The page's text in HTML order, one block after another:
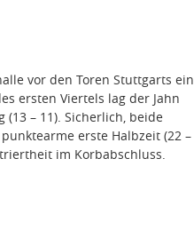
vor den Toren Stuttgarts ein
ersten Viertels lag der Jahn
– 11). Sicherlich, beide
erste Halbzeit (22 –
im Korbabschluss.